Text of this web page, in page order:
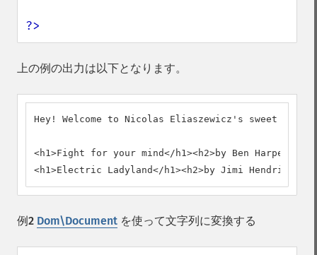
?>
上の例の出力は以下となります。
Hey! Welcome to Nicolas Eliaszewicz's sweet CD
<h1>Fight for your mind</h1><h2>by Ben Harper -
<h1>Electric Ladyland</h1><h2>by Jimi Hendrix -
例2 Dom\Document を使って文字列に変換する